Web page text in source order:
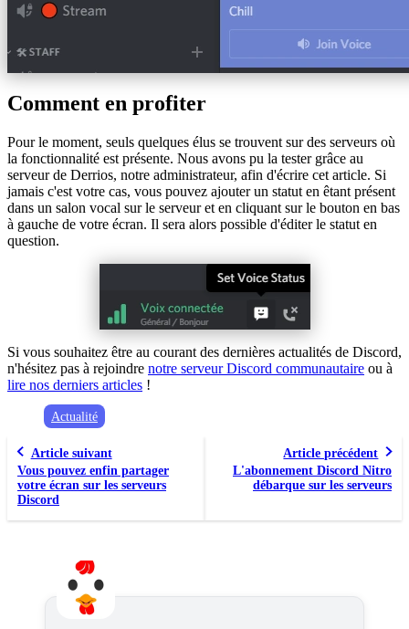
Comment en profiter
Pour le moment, seuls quelques élus se trouvent sur des serveurs où
la fonctionnalité est présente. Nous avons pu la tester grâce au
serveur de Derrios, notre administrateur, afin d'écrire cet article. Si
jamais c'est votre cas, vous pouvez ajouter un statut en êtant présent
dans un salon vocal sur le serveur et en cliquant sur le bouton en bas
à gauche de votre écran. Il sera alors possible d'éditer le statut en
question.
Si vous souhaitez être au courant des dernières actualités de Discord,
n'hésitez pas à rejoindre notre serveur Discord communautaire ou à
lire nos derniers articles !
Actualité
Article suivant
Vous pouvez enfin partager
votre écran sur les serveurs
Discord
Article précédent
L'abonnement Discord Nitro
débarque sur les serveurs